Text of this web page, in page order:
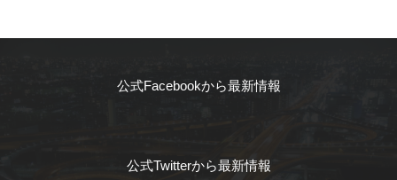
公式Facebookから最新情報
公式Twitterから最新情報